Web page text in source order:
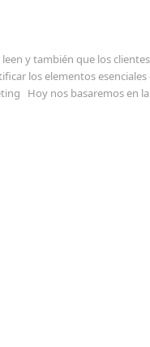
y también que los
los elementos esenciales
Hoy nos basaremos en